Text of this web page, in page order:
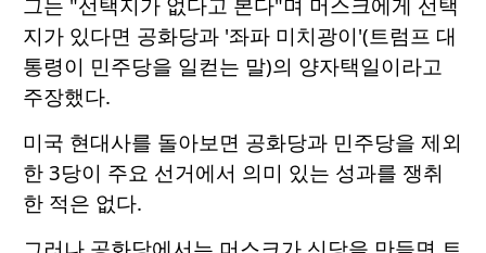
지가 있다면 공화당과 '좌파 미치광이'(트럼프 대
통령이 민주당을 일컫는 말)의 양자택일이라고
주장했다.
미국 현대사를 돌아보면 공화당과 민주당을 제외
한 3당이 주요 선거에서 의미 있는 성과를 쟁취
한 적은 없다.